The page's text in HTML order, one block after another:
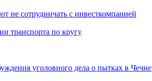
сотрудничать с инвесткомпанией
транспорта по кругу
уголовного дела о пытках в Чечне